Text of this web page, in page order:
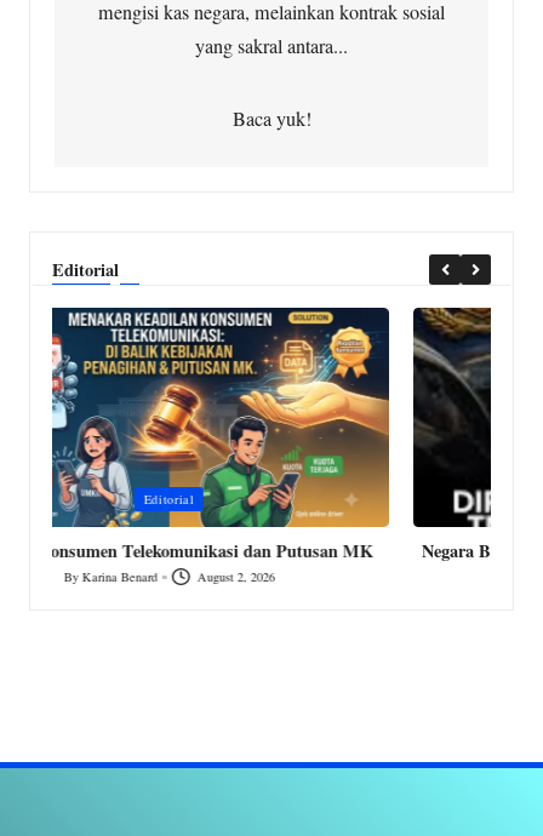
mengisi kas negara, melainkan kontrak sosial
yang sakral antara...
Baca yuk!
Editorial
Posted
in
Editorial
Negara Bijak, Rakyat Bayar Pajak: Menolak Militerisasi
dalam Pengawasan Pajak